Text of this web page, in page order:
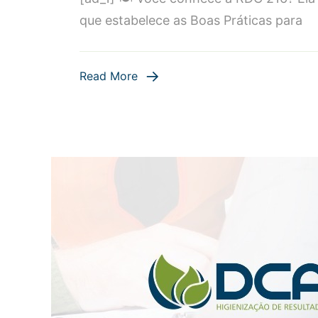
que estabelece as Boas Práticas para
Read More